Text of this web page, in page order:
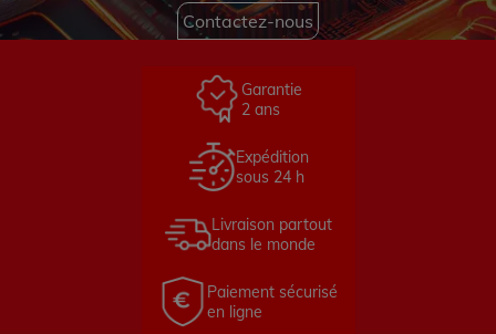
Contactez-nous
Garantie
2 ans
Expédition
sous 24 h
Livraison partout
dans le monde
Paiement sécurisé
en ligne